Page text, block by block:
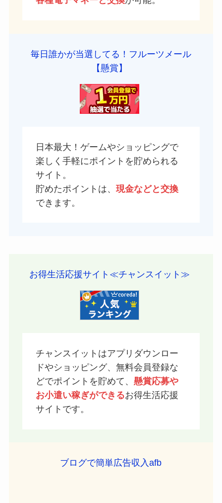
毎日誰かが当選してる！フルーツメール
【懸賞】
日本最大！ゲームやショッピングで
楽しく手軽にポイントを貯められる
サイト。
貯めたポイントは、 現金などと交換
できます。
お得生活応援サイト≪チャンスイット≫
チャンスイットはアプリダウンロー
ドやショッピング、無料会員登録な
どでポイントを貯めて、 懸賞応募や
お小遣い稼ぎができるお得生活応援
サイトです。
ブログで簡単広告収入afb